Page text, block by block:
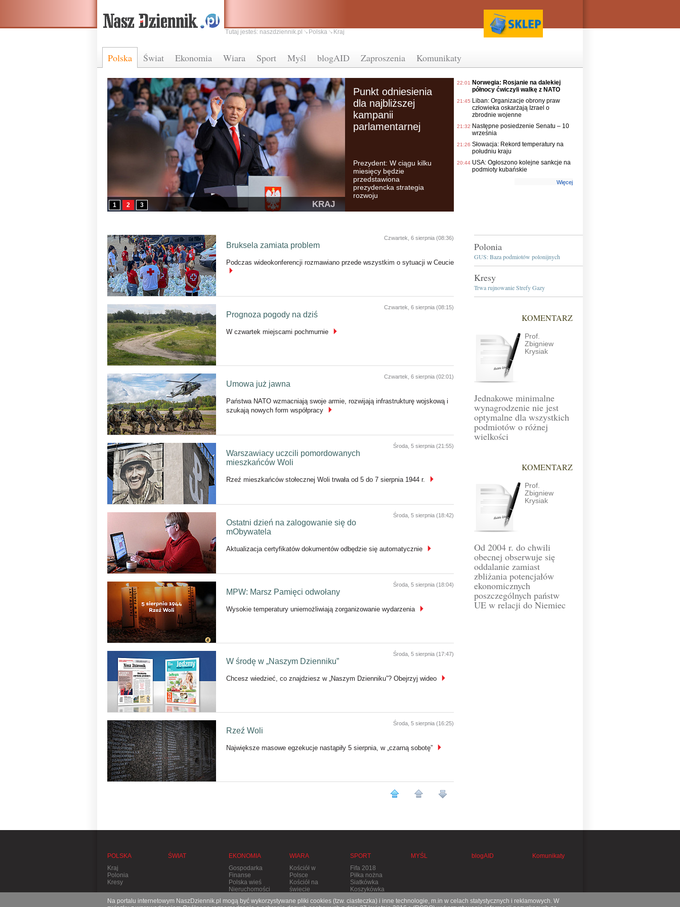
Polska Świat Ekonomia Wiara Sport Myśl blogAID Zaproszenia Komunikaty
Tutaj jesteś: naszdziennik.pl Polska Kraj
Punkt odniesienia
dla najbliższej
kampanii
parlamentarnej
Prezydent: W ciągu kilku
miesięcy będzie
przedstawiona
prezydencka strategia
rozwoju
KRAJ
1 2 3
22:01
Norwegia: Rosjanie na dalekiej
północy ćwiczyli walkę z NATO
21:45 Liban: Organizacje obrony praw
człowieka oskarżają Izrael o
zbrodnie wojenne
21:32 Następne posiedzenie Senatu – 10
września
21:26 Słowacja: Rekord temperatury na
południu kraju
20:44 USA: Ogłoszono kolejne sankcje na
podmioty kubańskie
Więcej
Czwartek, 6 sierpnia (08:36)
Bruksela zamiata problem
Podczas wideokonferencji rozmawiano przede wszystkim o sytuacji w Ceucie
Czwartek, 6 sierpnia (08:15)
Prognoza pogody na dziś
W czwartek miejscami pochmurnie
Czwartek, 6 sierpnia (02:01)
Umowa już jawna
Państwa NATO wzmacniają swoje armie, rozwijają infrastrukturę wojskową i
szukają nowych form współpracy
Środa, 5 sierpnia (21:55)
Warszawiacy uczcili pomordowanych
mieszkańców Woli
Rzeź mieszkańców stołecznej Woli trwała od 5 do 7 sierpnia 1944 r.
Środa, 5 sierpnia (18:42)
Ostatni dzień na zalogowanie się do
mObywatela
Aktualizacja certyfikatów dokumentów odbędzie się automatycznie
Środa, 5 sierpnia (18:04)
MPW: Marsz Pamięci odwołany
Wysokie temperatury uniemożliwiają zorganizowanie wydarzenia
Środa, 5 sierpnia (17:47)
W środę w „Naszym Dzienniku”
Chcesz wiedzieć, co znajdziesz w „Naszym Dzienniku”? Obejrzyj wideo
Środa, 5 sierpnia (16:25)
Rzeź Woli
Największe masowe egzekucje nastąpiły 5 sierpnia, w „czarną sobotę”
Polonia
GUS: Baza podmiotów polonijnych
Kresy
Trwa rujnowanie Strefy Gazy
KOMENTARZ
Prof.
Zbigniew
Krysiak
Jednakowe minimalne
wynagrodzenie nie jest
optymalne dla wszystkich
podmiotów o różnej
wielkości
KOMENTARZ
Prof.
Zbigniew
Krysiak
Od 2004 r. do chwili
obecnej obserwuje się
oddalanie zamiast
zbliżania potencjałów
ekonomicznych
poszczególnych państw
UE w relacji do Niemiec
POLSKA
Kraj
Polonia
Kresy
ŚWIAT
EKONOMIA
Gospodarka
Finanse
Polska wieś
Nieruchomości
WIARA
Kościół w
Polsce
Kościół na
świecie
Apostolska
SPORT
Fifa 2018
Piłka nożna
Siatkówka
Koszykówka
Pozostałe
MYŚL blogAID Komunikaty
Na portalu internetowym NaszDziennik.pl mogą być wykorzystywane pliki cookies (tzw. ciasteczka) i inne technologie, m.in w celach statystycznych i reklamowych. W